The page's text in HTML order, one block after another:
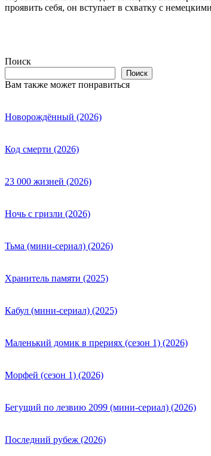
проявить себя, он вступает в схватку с
Поиск
Поиск
Вам также может понравиться
Новорождённый (2026)
Код смерти (2026)
23 000 жизней (2026)
Ночь с гризли (2026)
Тьма (мини-сериал) (2026)
Хранитель памяти (2025)
Кабул (мини-сериал) (2025)
Маленький домик в прериях (сезон 1) (2026)
Морфей (сезон 1) (2026)
Бегущий по лезвию 2099 (мини-сериал) (2026)
Последний рубеж (2026)